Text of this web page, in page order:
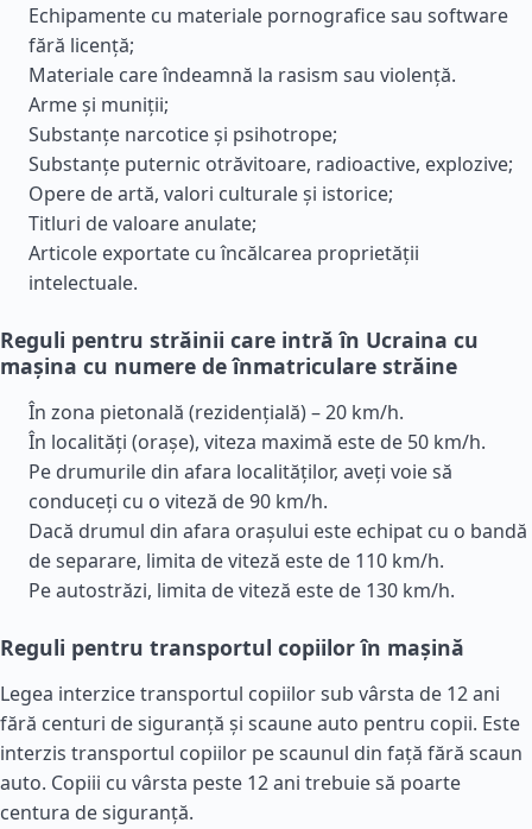
Echipamente cu materiale pornografice sau software
fără licență;
Materiale care îndeamnă la rasism sau violență.
Arme și muniții;
Substanțe narcotice și psihotrope;
Substanțe puternic otrăvitoare, radioactive, explozive;
Opere de artă, valori culturale și istorice;
Titluri de valoare anulate;
Articole exportate cu încălcarea proprietății
intelectuale.
Reguli pentru străinii care intră în Ucraina cu
mașina cu numere de înmatriculare străine
În zona pietonală (rezidențială) – 20 km/h.
În localități (orașe), viteza maximă este de 50 km/h.
Pe drumurile din afara localităților, aveți voie să
conduceți cu o viteză de 90 km/h.
Dacă drumul din afara orașului este echipat cu o bandă
de separare, limita de viteză este de 110 km/h.
Pe autostrăzi, limita de viteză este de 130 km/h.
Reguli pentru transportul copiilor în mașină
Legea interzice transportul copiilor sub vârsta de 12 ani
fără centuri de siguranță și scaune auto pentru copii. Este
interzis transportul copiilor pe scaunul din față fără scaun
auto. Copiii cu vârsta peste 12 ani trebuie să poarte
centura de siguranță.